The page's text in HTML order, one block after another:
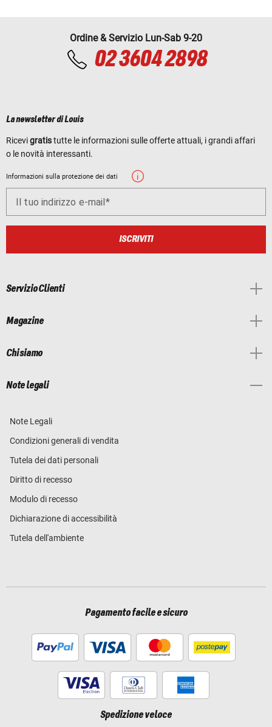
Ordine & Servizio Lun-Sab 9-20
02 3604 2898
La newsletter di Louis
Ricevigratistutte le informazioni sulle offerte attuali, i grandi affari
o le novità interessanti.
Informazioni sulla protezione dei dati
Il tuo indirizzo e-mail
ISCRIVITI
Servizio Clienti
Magazine
Chi siamo
Note legali
Note Legali
Condizioni generali di vendita
Tutela dei dati personali
Diritto di recesso
Modulo di recesso
Dichiarazione di accessibilità
Tutela dell'ambiente
Pagamento facile e sicuro
Spedizione veloce